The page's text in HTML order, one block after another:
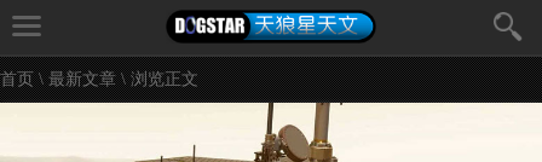
首页\最新文章\ 浏览正文